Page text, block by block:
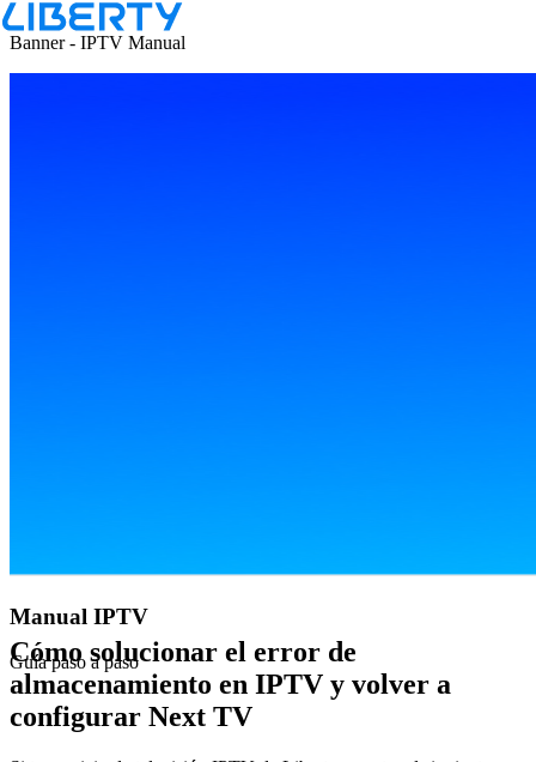
Inicio hogar television
Banner - IPTV Manual
Manual IPTV
Guía paso a paso
Cómo solucionar el error de
almacenamiento en IPTV y volver a
configurar Next TV